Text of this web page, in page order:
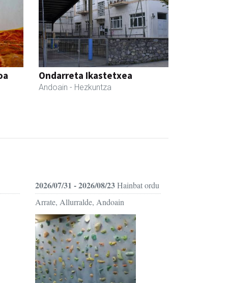
Ondarreta Ikastetxea
Andoain - Hezkuntza
2026/07/31 - 2026/08/23Hainbat ordu
Arrate, Allurralde, Andoain